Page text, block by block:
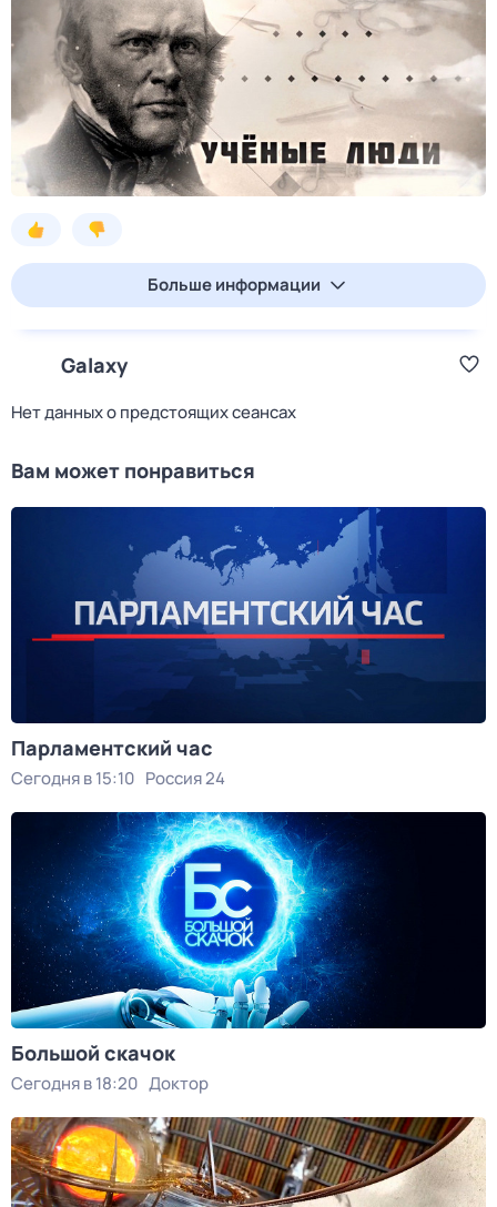
Больше информации
Galaxy
Нет данных о предстоящих сеансах
Вам может понравиться
Парламентский час
Сегодня в 15:10 Россия 24
Большой скачок
Сегодня в 18:20 Доктор